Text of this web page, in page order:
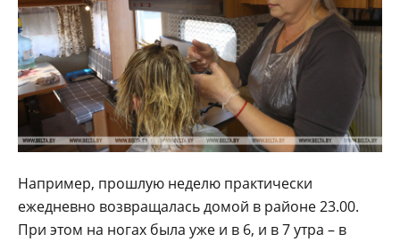
Например, прошлую неделю практически
ежедневно возвращалась домой в районе 23.00.
При этом на ногах была уже и в 6, и в 7 утра – в